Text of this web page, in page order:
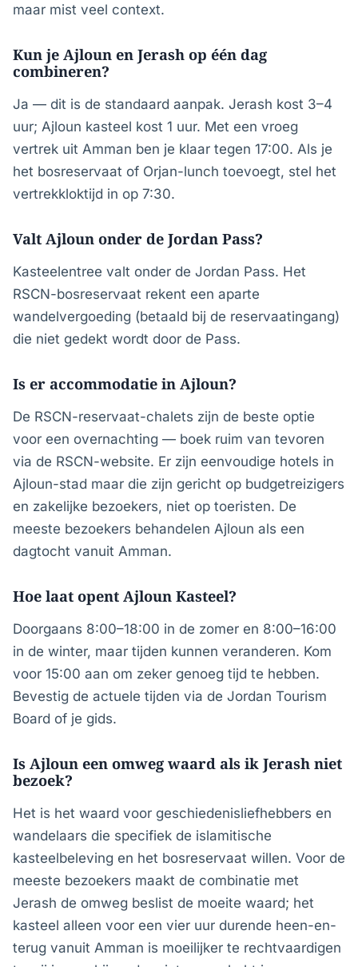
maar mist veel context.
Kun je Ajloun en Jerash op één dag
combineren?
Ja — dit is de standaard aanpak. Jerash kost 3–4
uur; Ajloun kasteel kost 1 uur. Met een vroeg
vertrek uit Amman ben je klaar tegen 17:00. Als je
het bosreservaat of Orjan-lunch toevoegt, stel het
vertrekkloktijd in op 7:30.
Valt Ajloun onder de Jordan Pass?
Kasteelentree valt onder de Jordan Pass. Het
RSCN-bosreservaat rekent een aparte
wandelvergoeding (betaald bij de reservaatingang)
die niet gedekt wordt door de Pass.
Is er accommodatie in Ajloun?
De RSCN-reservaat-chalets zijn de beste optie
voor een overnachting — boek ruim van tevoren
via de RSCN-website. Er zijn eenvoudige hotels in
Ajloun-stad maar die zijn gericht op budgetreizigers
en zakelijke bezoekers, niet op toeristen. De
meeste bezoekers behandelen Ajloun als een
dagtocht vanuit Amman.
Hoe laat opent Ajloun Kasteel?
Doorgaans 8:00–18:00 in de zomer en 8:00–16:00
in de winter, maar tijden kunnen veranderen. Kom
voor 15:00 aan om zeker genoeg tijd te hebben.
Bevestig de actuele tijden via de Jordan Tourism
Board of je gids.
Is Ajloun een omweg waard als ik Jerash niet
bezoek?
Het is het waard voor geschiedenisliefhebbers en
wandelaars die specifiek de islamitische
kasteelbeleving en het bosreservaat willen. Voor de
meeste bezoekers maakt de combinatie met
Jerash de omweg beslist de moeite waard; het
kasteel alleen voor een vier uur durende heen-en-
terug vanuit Amman is moeilijker te rechtvaardigen